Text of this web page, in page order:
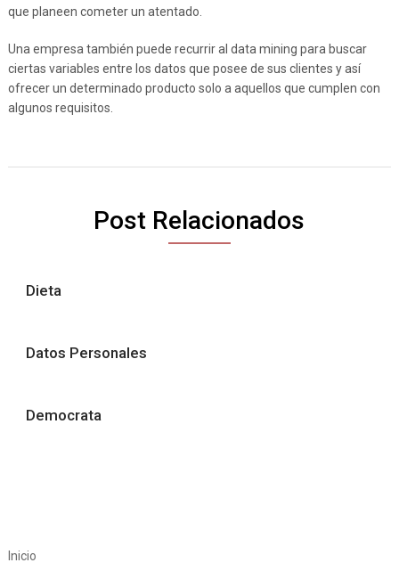
que planeen cometer un atentado.
Una empresa también puede recurrir al data mining para buscar
ciertas variables entre los datos que posee de sus clientes y así
ofrecer un determinado producto solo a aquellos que cumplen con
algunos requisitos.
Post Relacionados
Dieta
Datos Personales
Democrata
Inicio